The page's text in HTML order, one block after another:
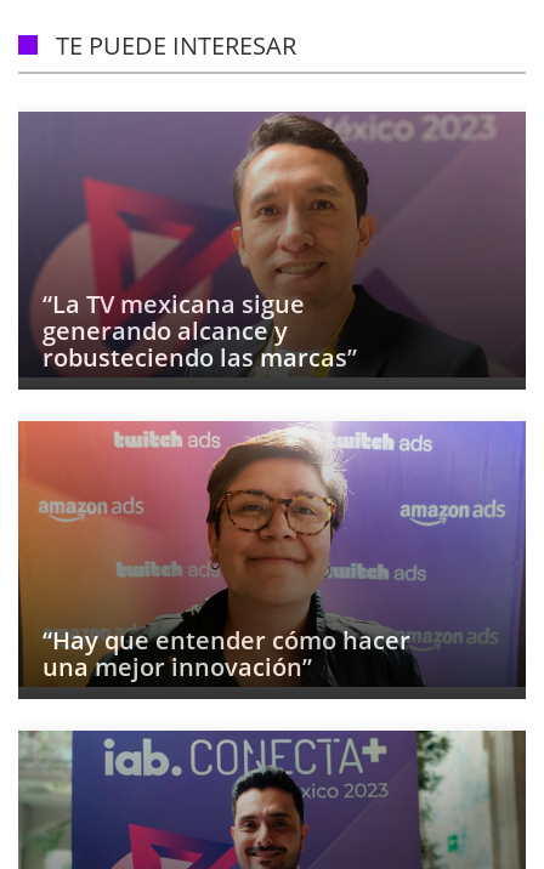
TE PUEDE INTERESAR
“La TV mexicana sigue
generando alcance y
robusteciendo las marcas”
“Hay que entender cómo hacer
una mejor innovación”